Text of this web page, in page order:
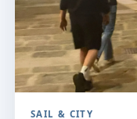
SAIL & CITY